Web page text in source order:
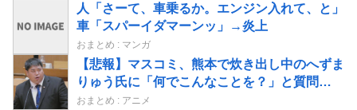
人「さーて、車乗るか。エンジン入れて、と」
車「スパーイダマーンッ」→炎上
おまとめ : マンガ
【悲報】マスコミ、熊本で炊き出し中のへずま
りゅう氏に「何でこんなことを？」と質問
www
おまとめ : アニメ